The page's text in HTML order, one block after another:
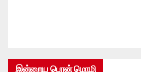
இன்றைய பொன் மொழி